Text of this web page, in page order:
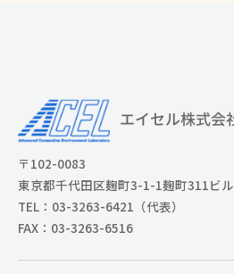
〒102-0083
東京都千代田区麹町3-1-1麹町311ビル
TEL：03-3263-6421（代表）
FAX：03-3263-6516